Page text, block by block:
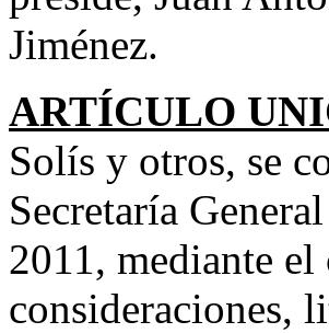
Jiménez.
ARTÍCULO
Solís y otros, se
Secretaría
2011, mediante
consideraciones,